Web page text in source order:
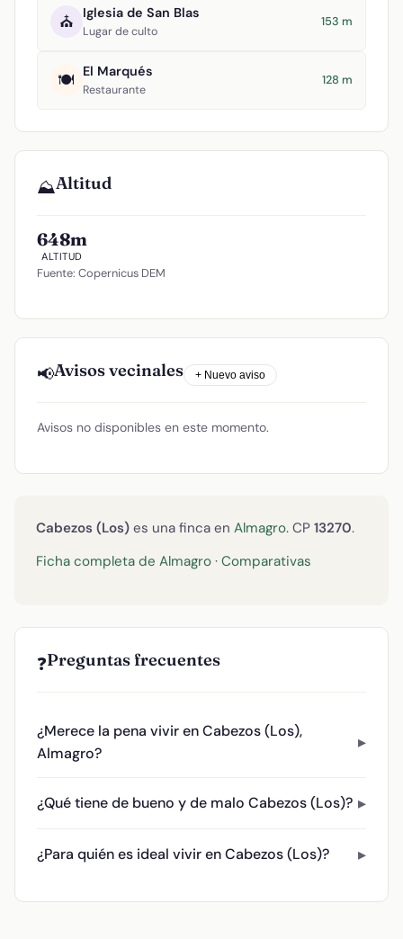
⛪ Iglesia de San Blas
Lugar de culto
153 m
🍽️ El Marqués
Restaurante
128 m
⛰️Altitud
648m
ALTITUD
Fuente: Copernicus DEM
📢Avisos vecinales + Nuevo aviso
Avisos no disponibles en este momento.
Cabezos (Los) es una finca en Almagro. CP 13270.
Ficha completa de Almagro · Comparativas
❓Preguntas frecuentes
¿Merece la pena vivir en Cabezos (Los),
Almagro?
¿Qué tiene de bueno y de malo Cabezos (Los)?
¿Para quién es ideal vivir en Cabezos (Los)?